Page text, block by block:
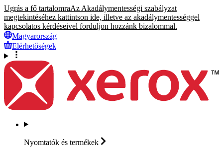
Ugrás a fő tartalomraAz Akadálymentességi szabályzat
megtekintéséhez kattintson ide, illetve az akadálymentességgel
kapcsolatos kérdéseivel forduljon hozzánk bizalommal.
Magyarország
Elérhetőségek
Nyomtatók és termékek